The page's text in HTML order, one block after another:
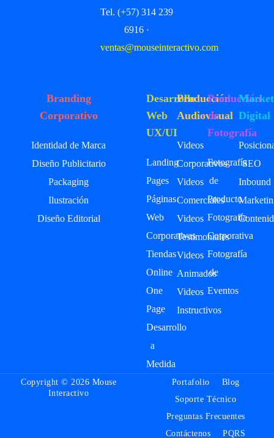
Tel. (+57) 314 239
6916 ·
ventas@mouseinteractivo.com
Branding
Corporativo
Identidad de Marca
Diseño Publicitario
Packaging
Ilustración
Diseño Editorial
Desarrollo
Web
UX/UI
Landing
Pages
Páginas
Web
Corporativas
Tiendas
Online
One
Page
Desarrollo
a
Medida
Producción
Audiovisual
Videos
Corporativos
Videos
Comerciales
Videos
Testimoniales
Videos
Animados
Videos
Instructivos
Producción
de
Fotografía
Fotografía
de
Producto
Fotografía
Corporativa
Fotografía
de
Eventos
Digital
SEO
Inbound
Copyright © 2026 Mouse
Interactivo
Portafolio
Blog
Soporte Técnico
Preguntas Frecuentes
Contáctenos
PQRS